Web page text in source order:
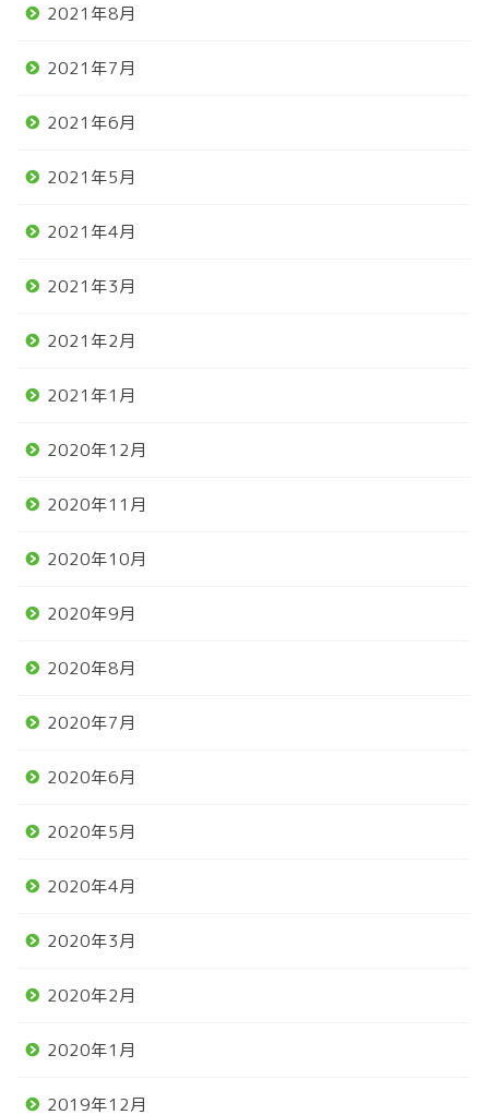
2021年8月
2021年7月
2021年6月
2021年5月
2021年4月
2021年3月
2021年2月
2021年1月
2020年12月
2020年11月
2020年10月
2020年9月
2020年8月
2020年7月
2020年6月
2020年5月
2020年4月
2020年3月
2020年2月
2020年1月
2019年12月